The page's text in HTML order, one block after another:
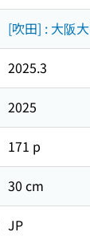
[吹田] : 大阪
2025.3
2025
171 p
30 cm
JP